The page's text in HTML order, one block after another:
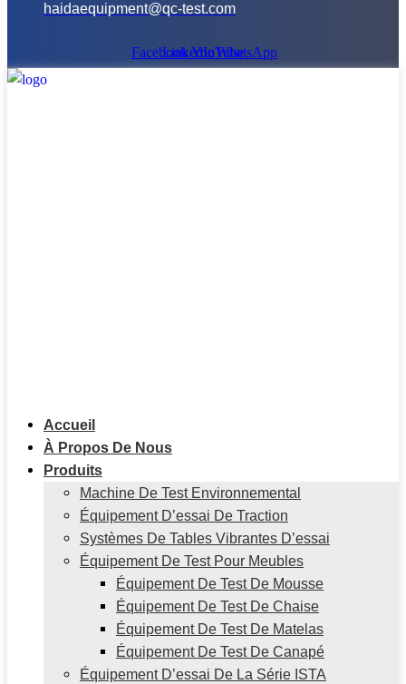
haidaequipment@qc-test.com
FacebookLinkedInYouTubeWhatsApp
Accueil
À Propos De Nous
Produits
Machine De Test Environnemental
Équipement D’essai De Traction
Systèmes De Tables Vibrantes D’essai
Équipement De Test Pour Meubles
Équipement De Test De Mousse
Équipement De Test De Chaise
Équipement De Test De Matelas
Équipement De Test De Canapé
Équipement D’essai De La Série ISTA